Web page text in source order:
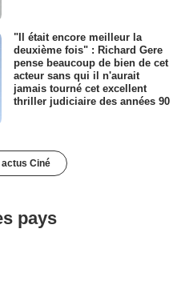
"Il était encore meilleur la
deuxième fois" : Richard Gere
pense beaucoup de bien de cet
acteur sans qui il n'aurait
jamais tourné cet excellent
thriller judiciaire des années 90
Ciné
pays